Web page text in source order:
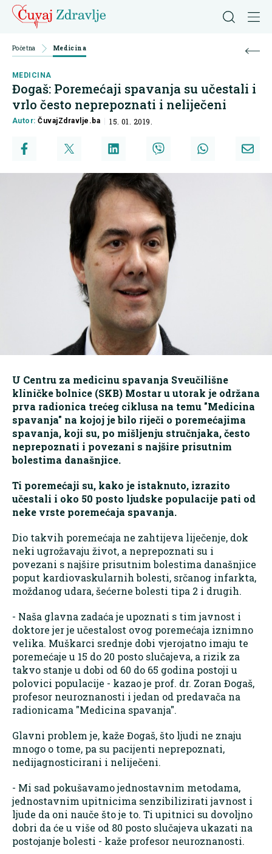
Početna Medicina
MEDICINA
Đogaš: Poremećaji spavanja su učestali i
vrlo često neprepoznati i neliječeni
Autor:ČuvajZdravlje.ba 15. 01. 2019.
U Centru za medicinu spavanja Sveučilišne
kliničke bolnice (SKB) Mostar u utorak je održana
prva radionica trećeg ciklusa na temu "Medicina
spavanja" na kojoj je bilo riječi o poremećajima
spavanja, koji su, po mišljenju stručnjaka, često
neprepoznati i povezani s najšire prisutnim
bolestima današnjice.
Ti poremećaji su, kako je istaknuto, izrazito
učestali i oko 50 posto ljudske populacije pati od
neke vrste poremećaja spavanja.
Dio takvih poremećaja ne zahtijeva liječenje, dok
neki ugrožavaju život, a neprepoznati su i
povezani s najšire prisutnim bolestima današnjice
poput kardiovaskularnih bolesti, srčanog infarkta,
moždanog udara, šećerne bolesti tipa 2 i drugih.
- Naša glavna zadaća je upoznati s tim javnost i
doktore jer je učestalost ovog poremećaja iznimno
velika. Muškarci srednje dobi vjerojatno imaju te
poremećaje u 15 do 20 posto slučajeva, a rizik za
takvo stanje u dobi od 60 do 65 godina postoji u
polovici populacije - kazao je prof. dr. Zoran Đogaš,
profesor neuroznanosti i jedan od predavača na
radionicama "Medicina spavanja".
Glavni problem je, kaže Đogaš, što ljudi ne znaju
mnogo o tome, pa su pacijenti neprepoznati,
nedijagnosticirani i neliječeni.
- Mi sad pokušavamo jednostavnim metodama,
jednostavnim upitnicima senzibilizirati javnost i
ljude da oni nauče što je to. Ti upitnici su dovoljno
dobri da će u više od 80 posto slučajeva ukazati na
postojanje bolesti - kaže profesor neuroznanosti.